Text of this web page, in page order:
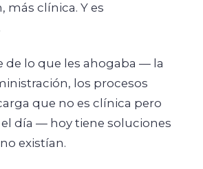
más clínica. Y es
de lo que les ahogaba — la
los procesos
que no es clínica pero
día — hoy tiene soluciones
existían.